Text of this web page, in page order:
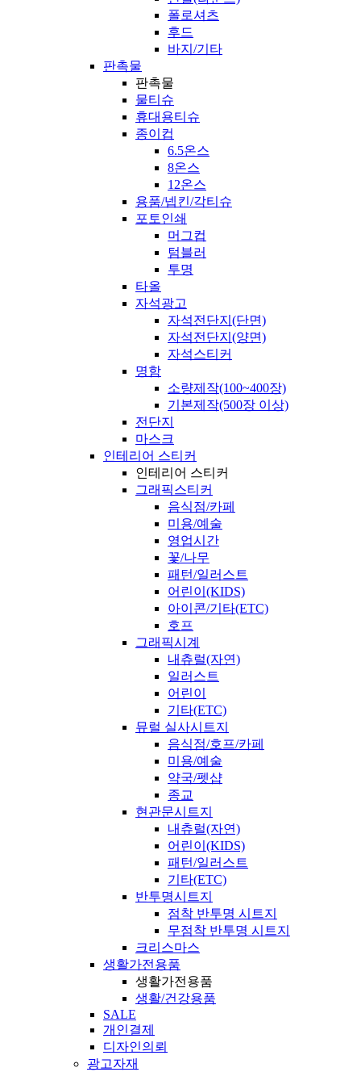
폴로셔츠
후드
바지/기타
판촉물
판촉물
물티슈
휴대용티슈
종이컵
6.5온스
8온스
12온스
용품/넵킨/각티슈
포토인쇄
머그컵
텀블러
투명
타올
자석광고
자석전단지(단면)
자석전단지(양면)
자석스티커
명함
소량제작(100~400장)
기본제작(500장 이상)
전단지
마스크
인테리어 스티커
인테리어 스티커
그래픽스티커
음식점/카페
미용/예술
영업시간
꽃/나무
패턴/일러스트
어린이(KIDS)
아이콘/기타(ETC)
호프
그래픽시계
내츄럴(자연)
일러스트
어린이
기타(ETC)
뮤럴 실사시트지
음식점/호프/카페
미용/예술
약국/펫샵
종교
현관문시트지
내츄럴(자연)
어린이(KIDS)
패턴/일러스트
기타(ETC)
반투명시트지
점착 반투명 시트지
무점착 반투명 시트지
크리스마스
생활가전용품
생활가전용품
생활/건강용품
SALE
개인결제
디자인의뢰
광고자재